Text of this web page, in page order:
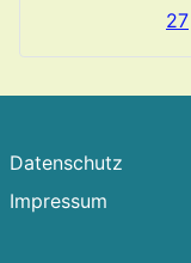
27
Datenschutz
Impressum